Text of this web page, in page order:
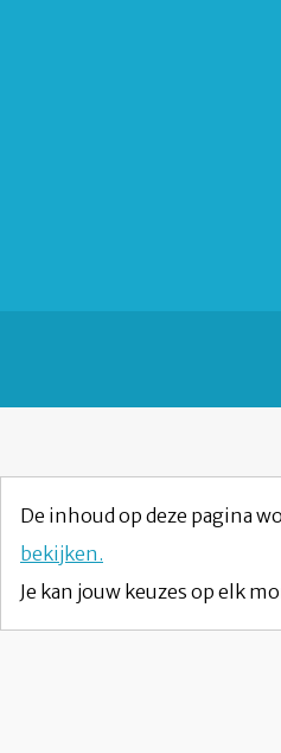
De inhoud op deze pagina
bekijken.
Je kan jouw keuzes op elk